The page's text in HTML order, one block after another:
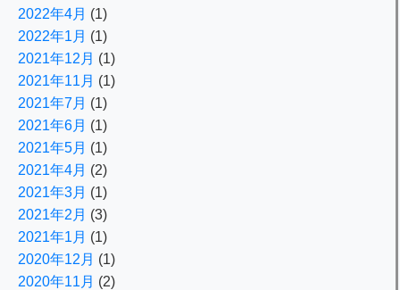
2022年4月 (1)
2022年1月 (1)
2021年12月 (1)
2021年11月 (1)
2021年7月 (1)
2021年6月 (1)
2021年5月 (1)
2021年4月 (2)
2021年3月 (1)
2021年2月 (3)
2021年1月 (1)
2020年12月 (1)
2020年11月 (2)